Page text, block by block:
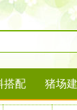
搭配 猪场